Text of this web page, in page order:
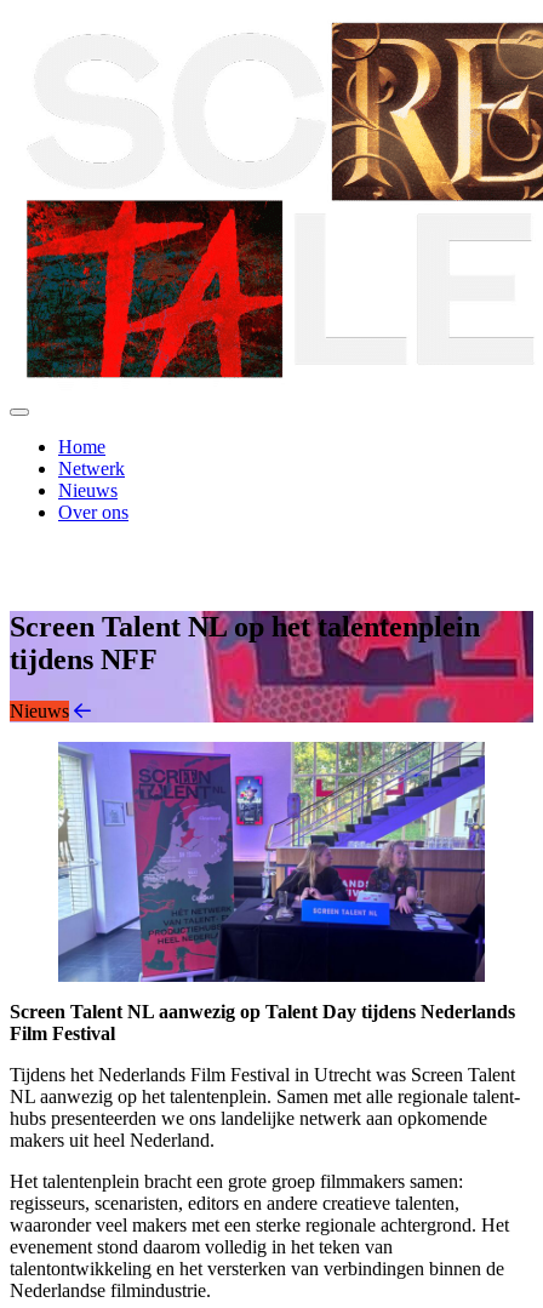
Home
Netwerk
Nieuws
Over ons
Screen Talent NL op het talentenplein
tijdens NFF
Nieuws
Screen Talent NL aanwezig op Talent Day tijdens Nederlands
Film Festival
Tijdens het Nederlands Film Festival in Utrecht was Screen Talent
NL aanwezig op het talentenplein. Samen met alle regionale talent-
hubs presenteerden we ons landelijke netwerk aan opkomende
makers uit heel Nederland.
Het talentenplein bracht een grote groep filmmakers samen:
regisseurs, scenaristen, editors en andere creatieve talenten,
waaronder veel makers met een sterke regionale achtergrond. Het
evenement stond daarom volledig in het teken van
talentontwikkeling en het versterken van verbindingen binnen de
Nederlandse filmindustrie.